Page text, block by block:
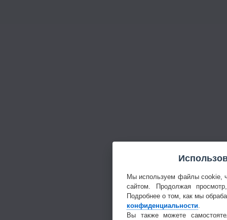
Мы используем файлы cookie,
сайтом. Продолжая
Подробнее о том, как мы
конфиденциальности
Вы также можете